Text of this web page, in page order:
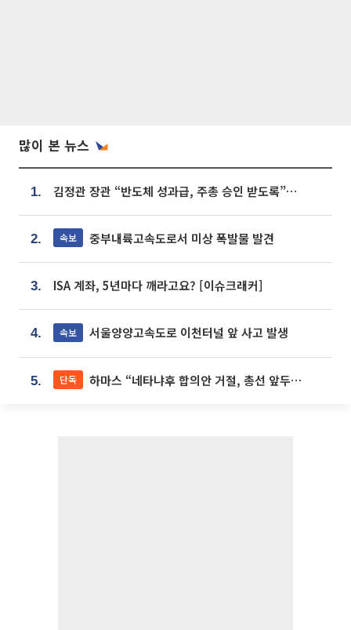
많이 본 뉴스
1. 김정관 장관 “반도체 성과급, 주총 승인 받도록”…상법·자본시장법 개정 시사
2. 속보 중부내륙고속도로서 미상 폭발물 발견
3. ISA 계좌, 5년마다 깨라고요? [이슈크래커]
4. 속보 서울양양고속도로 이천터널 앞 사고 발생
5. 단독 하마스 “네타냐후 합의안 거절, 총선 앞두고 시간 끌기”